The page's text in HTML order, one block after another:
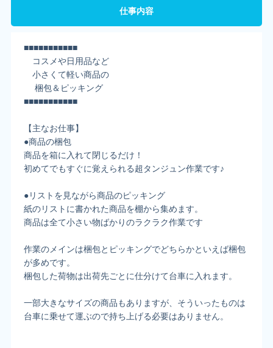
仕事内容
■■■■■■■■■■■
コスメや日用品など
小さくて軽い商品の
梱包＆ピッキング
■■■■■■■■■■■
【主なお仕事】
●商品の梱包
商品を箱に入れて閉じるだけ！
初めてでもすぐに覚えられる超タンジュン作業です♪
●リストを見ながら商品のピッキング
紙のリストに書かれた商品を棚から集めます。
商品は全て小さい物ばかりのラクラク作業です
作業のメインは梱包とピッキングでどちらかといえば梱包
が多めです。
梱包した荷物は出荷先ごとに仕分けて台車に入れます。
一部大きなサイズの商品もありますが、そういったものは
台車に乗せて運ぶので持ち上げる必要はありません。